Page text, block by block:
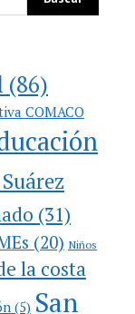
(86)
COMACO
(31)
(20) Niños
la costa
(5) San